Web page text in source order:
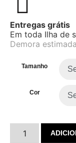
Entregas grátis
Em toda Ilha de
Demora
Tamanho
Cor